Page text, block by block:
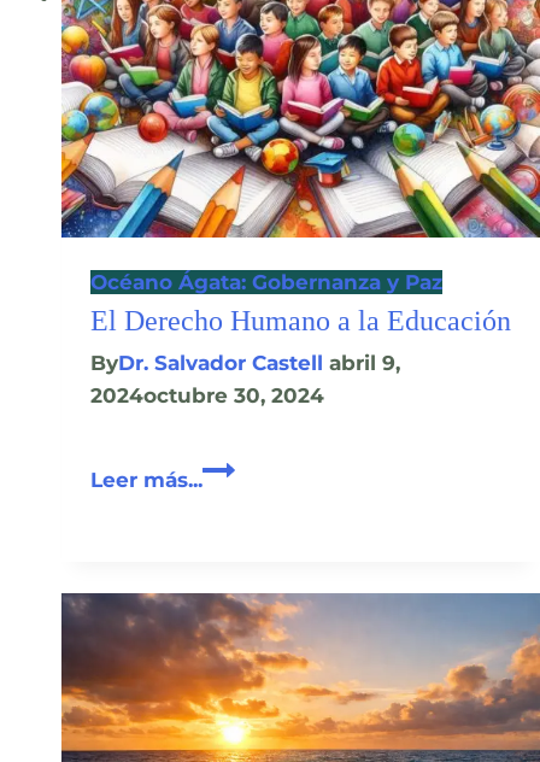
Océano Ágata: Gobernanza y Paz
El Derecho Humano a la Educación
ByDr. Salvador Castell abril 9,
2024octubre 30, 2024
Leer más...El
la
Educación